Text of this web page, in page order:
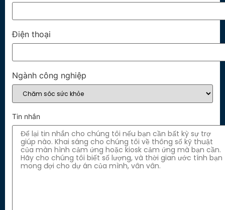
Điện thoại
Ngành công nghiệp
Tin nhắn